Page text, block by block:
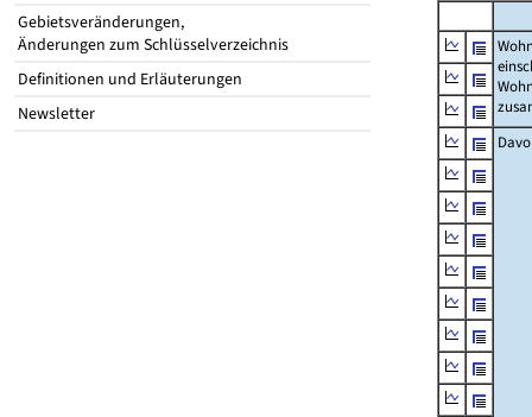
Gebietsveränderungen,
Änderungen zum Schlüsselverzeichnis
Definitionen und Erläuterungen
Newsletter